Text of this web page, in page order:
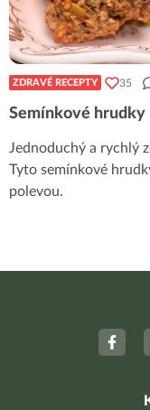
ZDRAVÉ RECEPTY 35
Semínkové hrudky
Jednoduchý a rychlý
Tyto semínkové
polevou.